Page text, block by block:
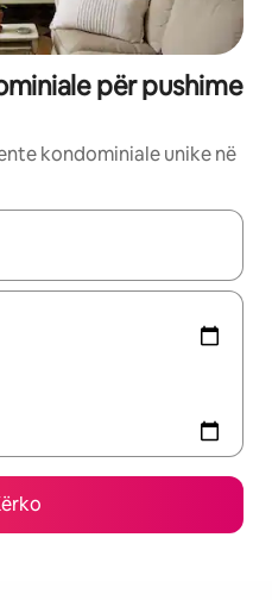
për pushime
kondominiale unike në
lëviz me butonat e